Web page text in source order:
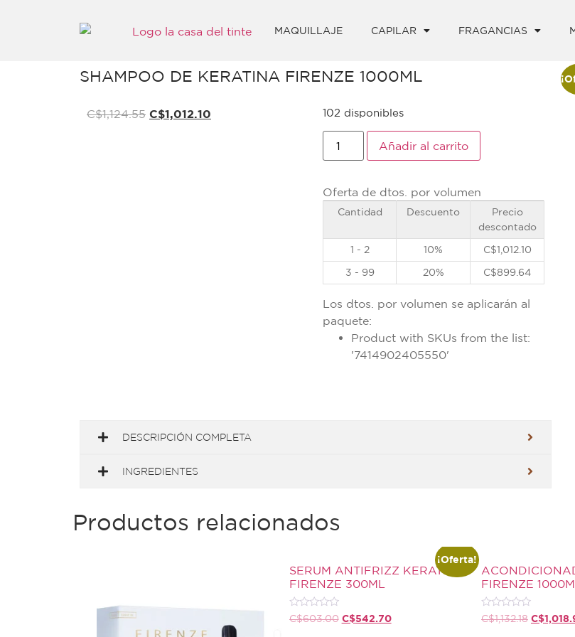
MAQUILLAJE CAPILAR FRAGANCIAS
SHAMPOO DE KERATINA FIRENZE 1000ML
C$1,124.55 C$1,012.10 102 disponibles
Añadir al carrito
Oferta de dtos. por volumen
Cantidad Descuento
Precio
descontado
1 - 2
10% C$1,012.10
3 - 99
20% C$899.64
Los dtos. por volumen se aplicarán al
paquete:
Product with SKUs from the list:
'7414902405550'
DESCRIPCIÓN COMPLETA
INGREDIENTES
Productos relacionados
¡Oferta!
SERUM ANTIFRIZZ KERATIN
FIRENZE 300ML
Valorado
con
C$603.00 C$542.70
FIRENZE
Valorado
con
C$1,132.18 C$